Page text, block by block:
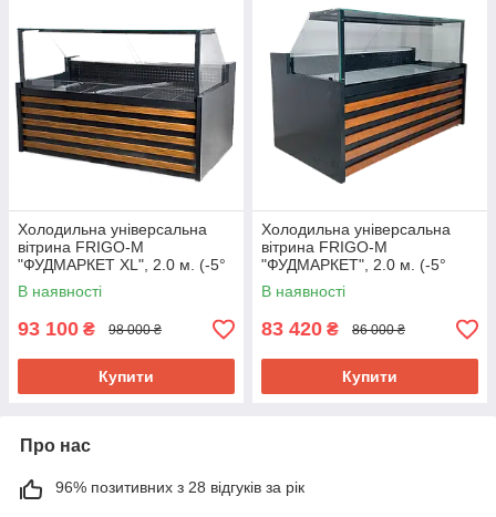
Холодильна універсальна
вітрина FRIGO-М
"ФУДМАРКЕТ XL", 2.0 м. (-5°
+5°), викладка 80 см.
В наявності
93 100 ₴ 98 000 ₴
Купити
Холодильна універсальна
вітрина FRIGO-М
"ФУДМАРКЕТ", 2.0 м. (-5°
+5°), викладка 60 см.
В наявності
83 420 ₴ 86 000 ₴
Купити
Про нас
96% позитивних з 28 відгуків за рік